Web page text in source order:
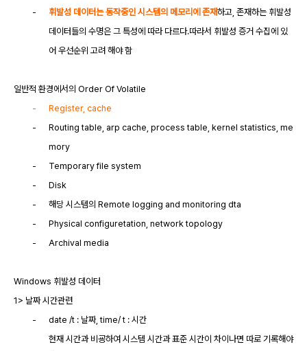
-
휘발성 데이터는 동작중인 시스템의 메모리에 존재하고, 존재하는 휘발성
데이터들의 수명은 그 특성에 따라 다르다.따라서 휘발성 증거 수집에 있
어 우선순위 고려 해야 함
일반적 환경에서의 Order Of Volatile
-
Register, cache
-
Routing table, arp cache, process table, kernel statistics, me
mory
-
Temporary file system
-
Disk
-
해당 시스템의 Remote logging and monitoring dta
-
Physical configuretation, network topology
-
Archival media
Windows 휘발성 데이터
1> 날짜 시간관련
-
date /t : 날짜, time/ t : 시간
현재 시간과 비굥하여 시스템 시간과 표준 시간이 차이나면 따로 기록해야